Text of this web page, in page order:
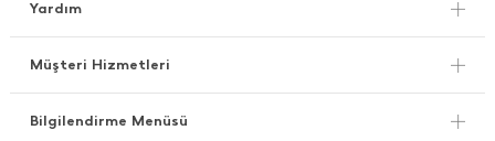
Yardım
Müşteri Hizmetleri
Bilgilendirme Menüsü